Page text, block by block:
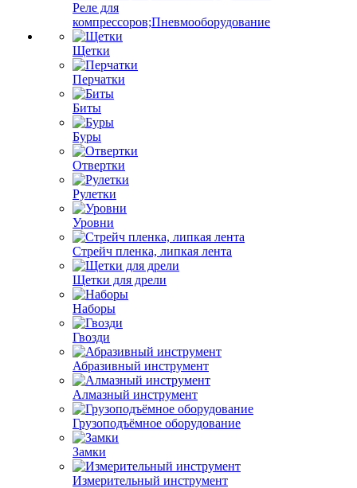
Реле для
компрессоров;Пневмооборудование
Щетки
Перчатки
Биты
Буры
Отвертки
Рулетки
Уровни
Стрейч пленка, липкая лента
Щетки для дрели
Наборы
Гвозди
Абразивный инструмент
Алмазный инструмент
Грузоподъёмное оборудование
Замки
Измерительный инструмент